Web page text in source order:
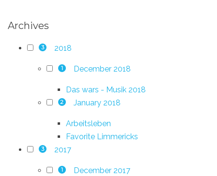
Archives
3 2018
1 December 2018
Das wars - Musik 2018
2 January 2018
Arbeitsleben
Favorite Limmericks
3 2017
1 December 2017